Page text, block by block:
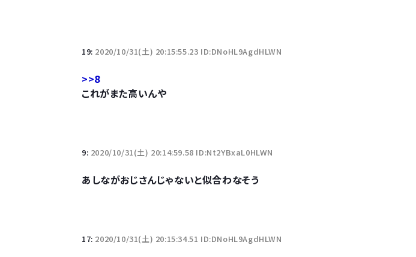
19: 2020/10/31(土) 20:15:55.23 ID:DNoHL9AgdHLWN
>>8
これがまた高いんや
9: 2020/10/31(土) 20:14:59.58 ID:Nt2YBxaL0HLWN
あしながおじさんじゃないと似合わなそう
17: 2020/10/31(土) 20:15:34.51 ID:DNoHL9AgdHLWN